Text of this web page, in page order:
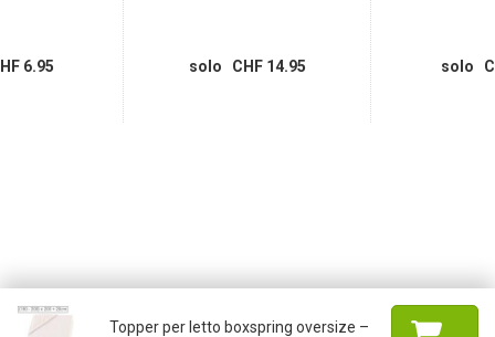
6.95 solo CHF 14.95 solo
Topper per letto boxspring oversize –